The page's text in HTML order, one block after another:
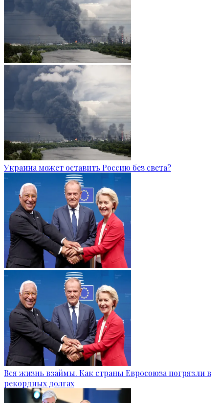
Украина может оставить Россию без света?
Вся жизнь взаймы. Как страны Евросоюза погрязли в
рекордных долгах